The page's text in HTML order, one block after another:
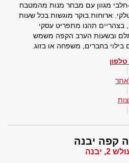
מגוון עם מבחר מנות מהמטבח
ארוחות בוקר מוגשות בכל שעות
בצהריים תהנו מתפריט עסקי
ובשעות הערב הקפה משמש
בילוי בחברים, משפחה או בזוג.
קפה יבנה
2, יבנה